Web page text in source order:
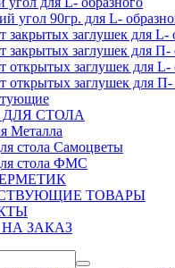
угол 90гр. для L-
закрытых заглушек для L-
закрытых заглушек для П-
открытых заглушек для L-
открытых заглушек для П-
СТОЛА
Металла
стола Самоцветы
стола ФМС
ТОВАРЫ
ЗАКАЗ